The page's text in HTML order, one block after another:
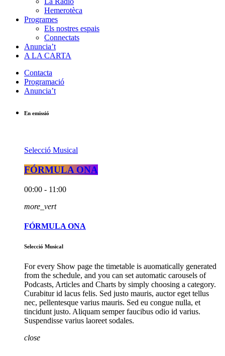
Hemerotèca
Programes
Els nostres espais
Connectats
Anuncia’t
A LA CARTA
Contacta
Programació
Anuncia’t
En emissió
Selecció Musical
FÓRMULA ONA
00:00 - 11:00
more_vert
FÓRMULA ONA
Selecció Musical
For every Show page the timetable is auomatically generated
from the schedule, and you can set automatic carousels of
Podcasts, Articles and Charts by simply choosing a category.
Curabitur id lacus felis. Sed justo mauris, auctor eget tellus
nec, pellentesque varius mauris. Sed eu congue nulla, et
tincidunt justo. Aliquam semper faucibus odio id varius.
Suspendisse varius laoreet sodales.
close